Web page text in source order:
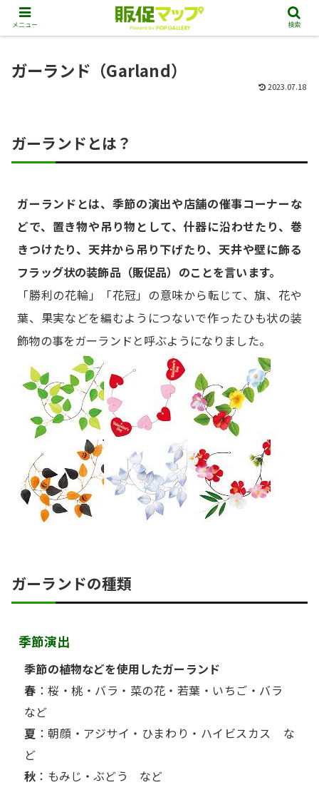
ガーランド（Garland）
2023.07.18
ガーランドとは？
ガーランドとは、季節の演出や店舗の催事コーナーな
どで、置き物や吊り物として、什器に沿わせたり、巻
きつけたり、天井から吊り下げたり、天井や壁に飾る
フラッグ状の装飾品（販促品）のことを言います。
「勝利の花輪」「花冠」の意味から転じて、旗、花や
葉、果実などを編むようにつないで作ったひも状の装
飾物の事をガーランドと呼ぶようになりました。
ガーランドの種類
季節演出
季節の植物などを使用したガーランド
春 ：桜・桃・バラ・菜の花・若葉・いちご・バラ
など
夏 ：朝顔・アジサイ・ひまわり・ハイビスカス な
ど
秋 ：もみじ・ぶどう など
メニュー 検索